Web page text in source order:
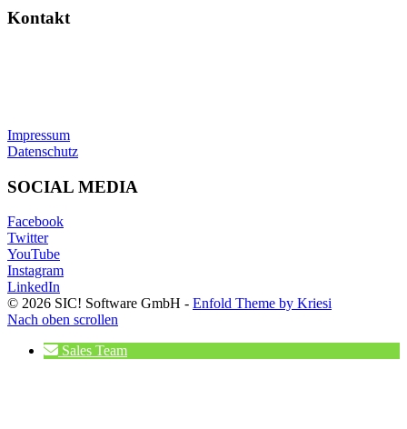
Kontakt
Impressum
Datenschutz
SOCIAL MEDIA
Facebook
Twitter
YouTube
Instagram
LinkedIn
© 2026 SIC! Software GmbH - Enfold Theme by Kriesi
Nach oben scrollen
Sales Team